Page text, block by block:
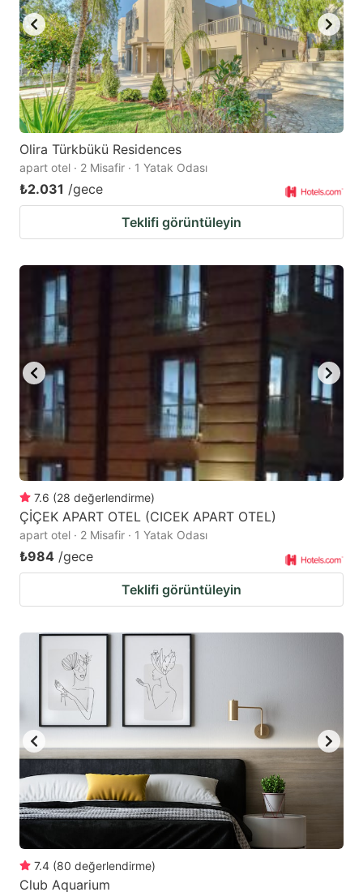
Olira Türkbükü Residences
apart otel · 2 Misafir · 1 Yatak Odası
₺2.031 /gece
Teklifi görüntüleyin
7.6 (28 değerlendirme)
ÇİÇEK APART OTEL (CICEK APART OTEL)
apart otel · 2 Misafir · 1 Yatak Odası
₺984 /gece
Teklifi görüntüleyin
7.4 (80 değerlendirme)
Club Aquarium